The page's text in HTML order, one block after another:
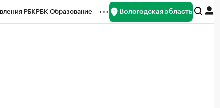
РБКРБК Образование Вологодская область